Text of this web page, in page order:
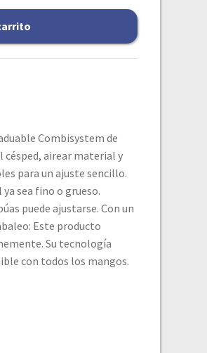
Combisystem de
césped, airear material y
para un ajuste sencillo.
sea fino o grueso.
puede ajustarse. Con un
Este producto
Su tecnología
con todos los mangos.